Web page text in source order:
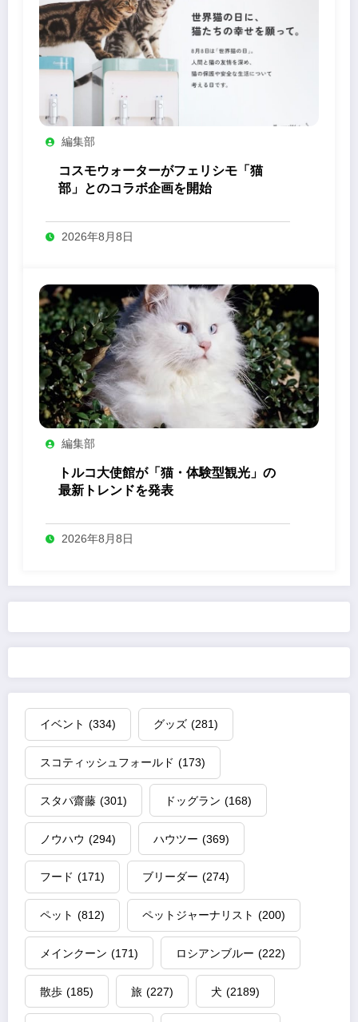
編集部
コスモウォーターがフェリシモ「猫
部」とのコラボ企画を開始
2026年8月8日
編集部
トルコ大使館が「猫・体験型観光」の
最新トレンドを発表
2026年8月8日
イベント (334) グッズ (281)
スコティッシュフォールド (173)
スタパ齋藤 (301) ドッグラン (168)
ノウハウ (294) ハウツー (369)
フード (171) ブリーダー (274)
ペット (812) ペットジャーナリスト (200)
メインクーン (171) ロシアンブルー (222)
散歩 (185) 旅 (227) 犬 (2189)